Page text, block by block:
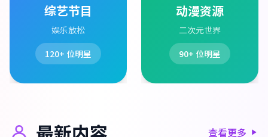
综艺节目
娱乐放松
120+ 位明星
动漫资源
二次元世界
90+ 位明星
查看更多